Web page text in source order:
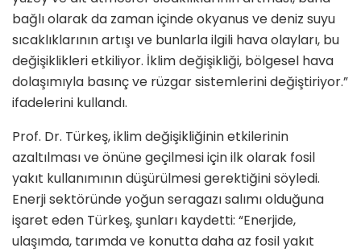
bağlı olarak da zaman içinde okyanus ve deniz suyu
sıcaklıklarının artışı ve bunlarla ilgili hava olayları, bu
değişiklikleri etkiliyor. İklim değişikliği, bölgesel hava
dolaşımıyla basınç ve rüzgar sistemlerini değiştiriyor.”
ifadelerini kullandı.
Prof. Dr. Türkeş, iklim değişikliğinin etkilerinin
azaltılması ve önüne geçilmesi için ilk olarak fosil
yakıt kullanımının düşürülmesi gerektiğini söyledi.
Enerji sektöründe yoğun seragazı salımı olduğuna
işaret eden Türkeş, şunları kaydetti: “Enerjide,
ulaşımda, tarımda ve konutta daha az fosil yakıt